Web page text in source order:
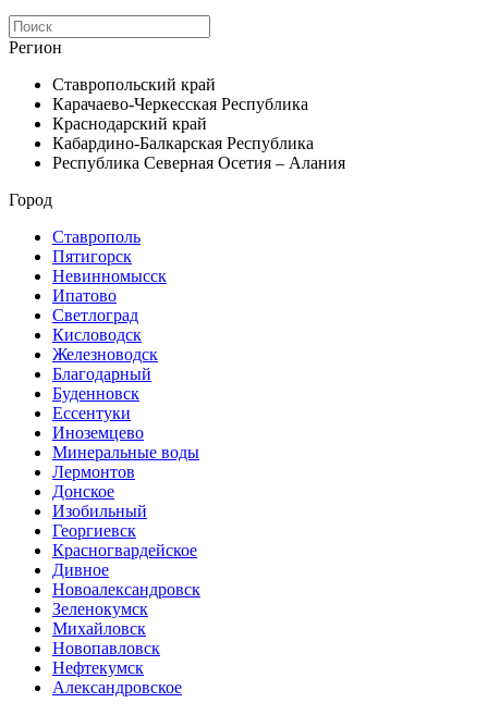
Регион
Ставропольский край
Карачаево-Черкесская Республика
Краснодарский край
Кабардино-Балкарская Республика
Республика Северная Осетия – Алания
Город
Ставрополь
Пятигорск
Невинномысск
Ипатово
Светлоград
Кисловодск
Железноводск
Благодарный
Буденновск
Ессентуки
Иноземцево
Минеральные воды
Лермонтов
Донское
Изобильный
Георгиевск
Красногвардейское
Дивное
Новоалександровск
Зеленокумск
Михайловск
Новопавловск
Нефтекумск
Александровское